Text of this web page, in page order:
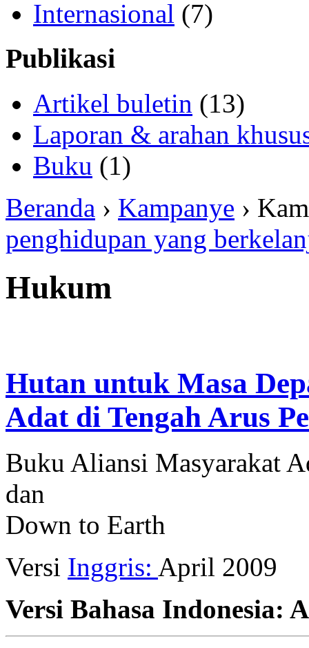
Internasional (7)
Publikasi
Artikel buletin (13)
Laporan & arahan
Buku (1)
Beranda › Kampanye ›
penghidupan yang
Hukum
Hutan untuk Masa
Adat di Tengah Arus
Buku Aliansi Masyarakat
dan
Down to Earth
Versi Inggris: April 2009
Versi Bahasa Indonesia: